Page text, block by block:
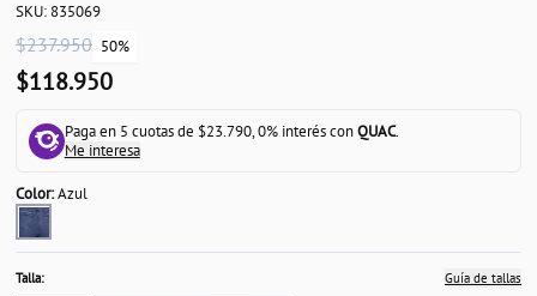
SKU: 835069
$237.950 50%
$118.950
Paga en 5 cuotas de $23.790, 0% interés conQUAC.
Me interesa
Color:Azul
Talla: Guía de tallas